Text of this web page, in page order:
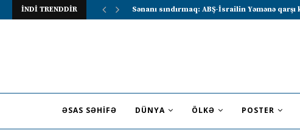
İNDİ TRENDDİR Lavrov Suriya prezidentini Rusiya–Ərəb
ƏSAS SƏHIFƏ DÜNYA ÖLKƏ POSTER